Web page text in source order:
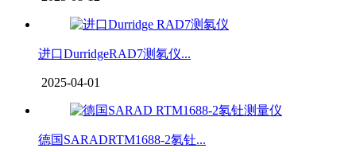
进口DurridgeRAD7测氡仪...
2025-04-01
德国SARADRTM1688-2氡钍...